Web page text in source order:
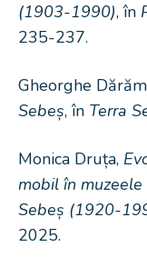
(1903-1990), în
235-237.
Gheorghe
Sebeș, în Terra
Monica Druța,
mobil în
Sebeș (1920-
2025.